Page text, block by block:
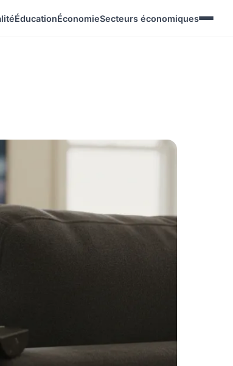
ÉducationÉconomieSecteurs économiques